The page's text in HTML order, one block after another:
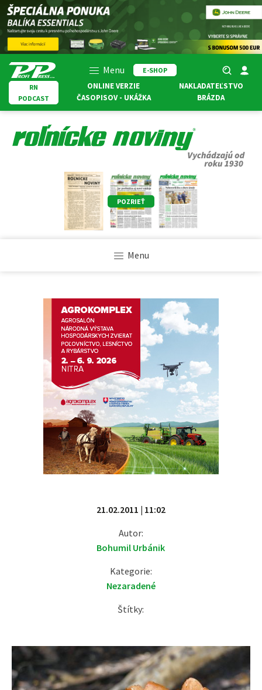
Menu
E-SHOP
RN
PODCAST
ONLINE VERZIE
ČASOPISOV - UKÁŽKA
NAKLADATEĽSTVO
BRÁZDA
POZRIEŤ
Menu
21.02.2011 | 11:02
Autor:
Bohumil Urbánik
Kategorie:
Nezaradené
Štítky: